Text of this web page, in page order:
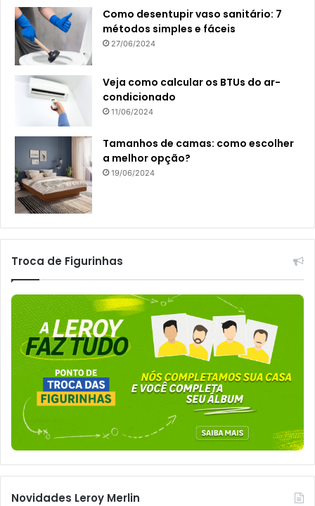
Como desentupir vaso sanitário: 7
métodos simples e fáceis
27/06/2024
Veja como calcular os BTUs do ar-
condicionado
11/06/2024
Tamanhos de camas: como escolher
a melhor opção?
19/06/2024
Troca de Figurinhas
Novidades Leroy Merlin